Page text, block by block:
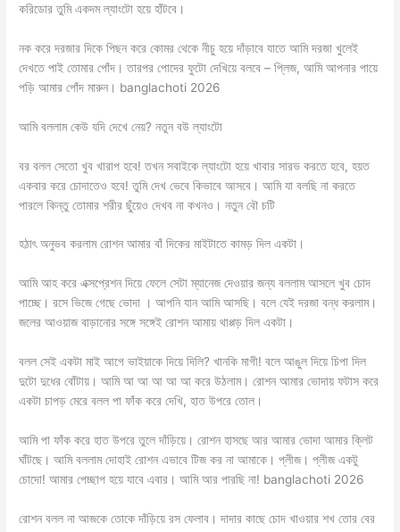
করিডোর তুমি একদম ল্যাংটো হয়ে হাঁটবে।
নক করে দরজার দিকে পিছন করে কোমর থেকে নীচু হয়ে দাঁড়াবে যাতে আমি দরজা খুলেই
দেখতে পাই তোমার পোঁদ। তারপর পোদের ফুটো দেখিয়ে বলবে – প্লিজ, আমি আপনার পায়ে
পড়ি আমার পোঁদ মারুন। banglachoti 2026
আমি বললাম কেউ যদি দেখে নেয়? নতুন বউ ল্যাংটো
বর বলল সেতো খুব খারাপ হবে! তখন সবাইকে ল্যাংটো হয়ে খাবার সারভ করতে হবে, হয়ত
একবার করে চোদাতেও হবে! তুমি দেখ ভেবে কিভাবে আসবে। আমি যা বলছি না করতে
পারলে কিন্তু তোমার শরীর ছুঁয়েও দেখব না কখনও। নতুন বৌ চটি
হঠাৎ অনুভব করলাম রোশন আমার বাঁ দিকের মাইটাতে কামড় দিল একটা।
আমি আহ করে এক্সপ্রেশন দিয়ে ফেলে সেটা ম্যানেজ দেওয়ার জন্য বললাম আসলে খুব চোদ
পাচ্ছে। রসে ভিজে গেছে ভোদা । আপনি যান আমি আসছি। বলে যেই দরজা বন্ধ করলাম।
জলের আওয়াজ বাড়ানোর সঙ্গে সঙ্গেই রোশন আমায় থাপ্পড় দিল একটা।
বলল সেই একটা মাই আগে ভাইয়াকে দিয়ে দিলি? খানকি মাগী! বলে আঙুল দিয়ে চিপা দিল
দুটো দুধের বোঁটায়। আমি আ আ আ আ আ করে উঠলাম। রোশন আমার ভোদায় ফটাস করে
একটা চাপড় মেরে বলল পা ফাঁক করে দেখি, হাত উপরে তোল।
আমি পা ফাঁক করে হাত উপরে তুলে দাঁড়িয়ে। রোশন হাসছে আর আমার ভোদা আমার ক্লিট
ঘাঁটছে। আমি বললাম দোহাই রোশন এভাবে টিজ কর না আমাকে। প্লীজ। প্লীজ একটু
চোদো! আমার পেচ্ছাপ হয়ে যাবে এবার। আমি আর পারছি না! banglachoti 2026
রোশন বলল না আজকে তোকে দাঁড়িয়ে রস ফেলাব। দাদার কাছে চোদ খাওয়ার শখ তোর বের